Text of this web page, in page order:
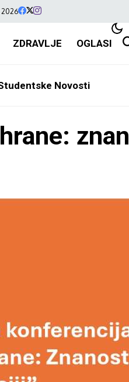
2026
ZDRAVLJE OGLASI
Novosti